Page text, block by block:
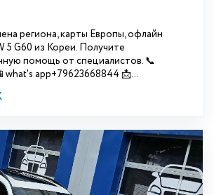
региона, карты Европы, офлайн
5 G60 из Кореи. Получите
помощь от специалистов. 📞
what's app+79623668844 📩...